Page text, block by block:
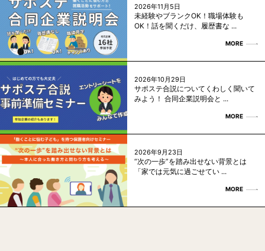
2026年11月5日
未経験やブランクOK！職場体験も
OK！話を聞くだけ、履歴書な ...
MORE
2026年10月29日
サポステ合説についてくわしく聞いて
みよう！ 合同企業説明会と ...
MORE
2026年9月23日
“次の一歩”を踏み出せない背景とは
「家では元気に過ごせてい ...
MORE